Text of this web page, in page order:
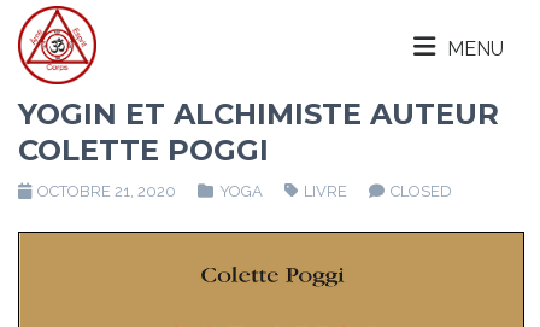
MENU
YOGIN ET ALCHIMISTE AUTEUR
COLETTE POGGI
OCTOBRE 21, 2020 YOGA LIVRE CLOSED